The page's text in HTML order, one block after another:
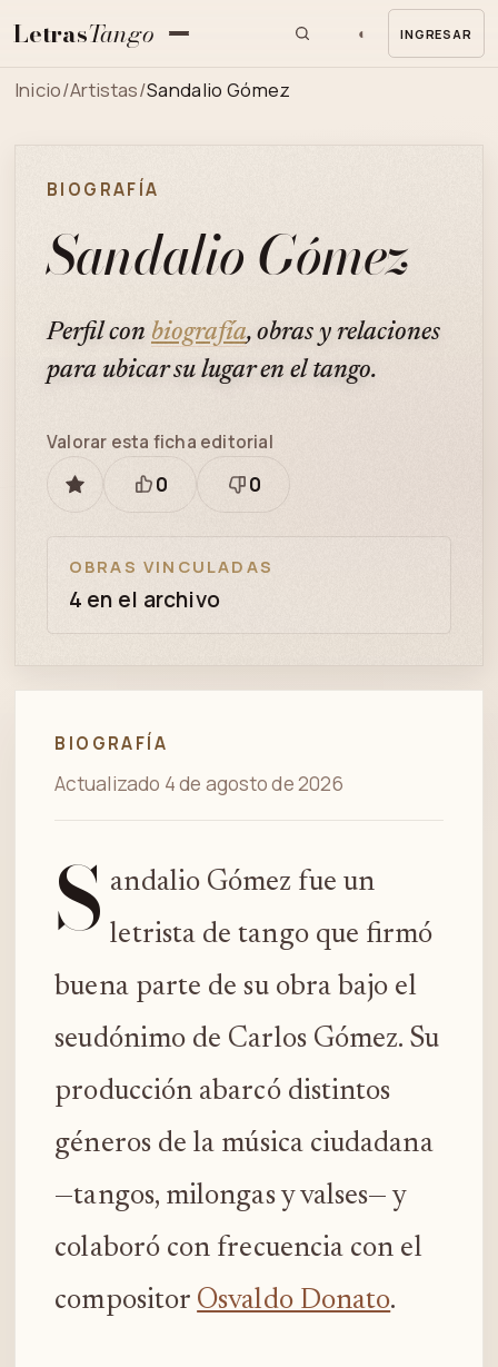
LetrasTango ◐ INGRESAR
Inicio/Artistas/Sandalio Gómez
BIOGRAFÍA
Sandalio Gómez
Perfil con biografía, obras y relaciones
para ubicar su lugar en el tango.
GUARDAR
Valorar esta ficha editorial
Está
0
Necesita
0
OBRAS VINCULADAS
4 en el archivo
BIOGRAFÍA
Actualizado 4 de agosto de 2026
S andalio Gómez fue un
letrista de tango que firmó
buena parte de su obra bajo el
seudónimo de Carlos Gómez. Su
producción abarcó distintos
géneros de la música ciudadana
—tangos, milongas y valses— y
colaboró con frecuencia con el
compositor Osvaldo Donato.